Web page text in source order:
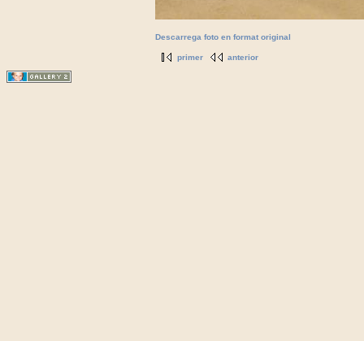
Descarrega foto en format original
primer anterior